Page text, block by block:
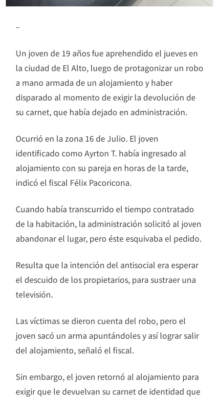
–
Un joven de 19 años fue aprehendido el jueves en
la ciudad de El Alto, luego de protagonizar un robo
a mano armada de un alojamiento y haber
disparado al momento de exigir la devolución de
su carnet, que había dejado en administración.
Ocurrió en la zona 16 de Julio. El joven
identificado como Ayrton T. había ingresado al
alojamiento con su pareja en horas de la tarde,
indicó el fiscal Félix Pacoricona.
Cuando había transcurrido el tiempo contratado
de la habitación, la administración solicitó al joven
abandonar el lugar, pero éste esquivaba el pedido.
Resulta que la intención del antisocial era esperar
el descuido de los propietarios, para sustraer una
televisión.
Las víctimas se dieron cuenta del robo, pero el
joven sacó un arma apuntándoles y así lograr salir
del alojamiento, señaló el fiscal.
Sin embargo, el joven retornó al alojamiento para
exigir que le devuelvan su carnet de identidad que